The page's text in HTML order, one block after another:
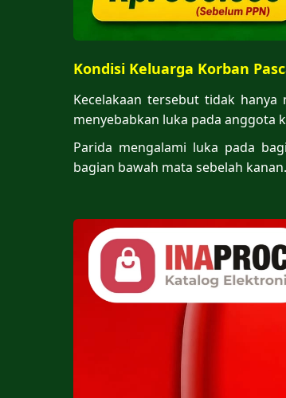
Kondisi Keluarga Korban
Kecelakaan tersebut tidak
menyebabkan luka pada anggota
Parida mengalami luka pada
bagian bawah mata sebelah kanan.